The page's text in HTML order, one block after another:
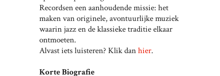
Recordsen een aanhoudende missie: het
maken van originele, avontuurlijke muziek
waarin jazz en de klassieke traditie elkaar
ontmoeten.
Alvast iets luisteren? Klik danhier.
Korte Biografie